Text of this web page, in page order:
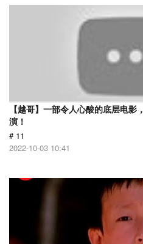
【越哥】一部令人心酸的底层电
演！
# 11
2022-10-03 10:41